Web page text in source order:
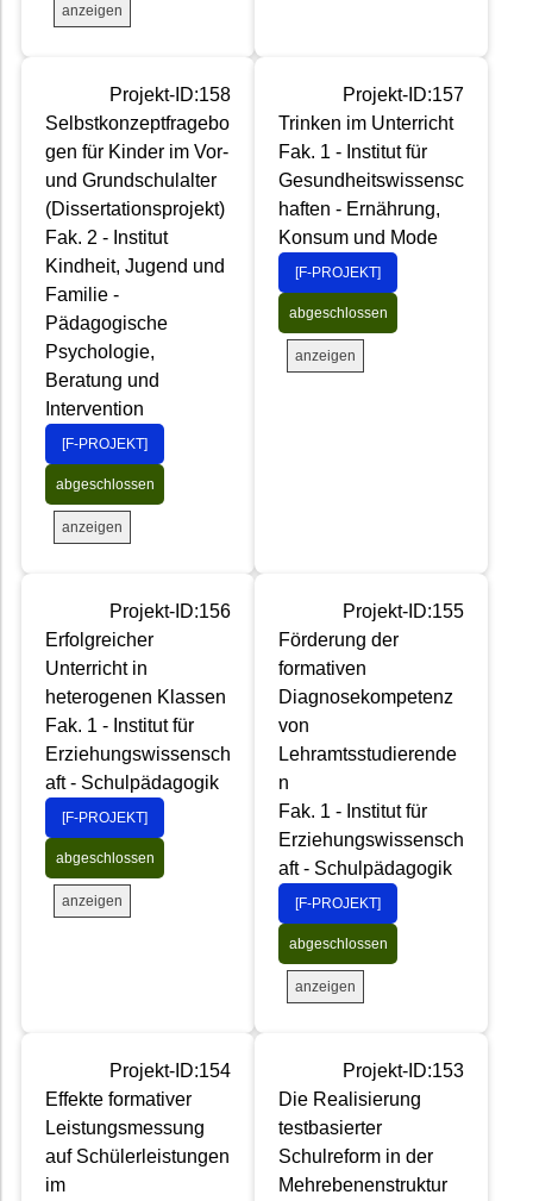
anzeigen
Projekt-ID:158
Selbstkonzeptfragebo
gen für Kinder im Vor-
und Grundschulalter
(Dissertationsprojekt)
Fak. 2 - Institut
Kindheit, Jugend und
Familie -
Pädagogische
Psychologie,
Beratung und
Intervention
[F-PROJEKT]
abgeschlossen
anzeigen
Projekt-ID:157
Trinken im Unterricht
Fak. 1 - Institut für
Gesundheitswissensc
haften - Ernährung,
Konsum und Mode
[F-PROJEKT]
abgeschlossen
anzeigen
Projekt-ID:156
Erfolgreicher
Unterricht in
heterogenen Klassen
Fak. 1 - Institut für
Erziehungswissensch
aft - Schulpädagogik
[F-PROJEKT]
abgeschlossen
anzeigen
Projekt-ID:155
Förderung der
formativen
Diagnosekompetenz
von
Lehramtsstudierende
n
Fak. 1 - Institut für
Erziehungswissensch
aft - Schulpädagogik
[F-PROJEKT]
abgeschlossen
anzeigen
Projekt-ID:154
Effekte formativer
Leistungsmessung
auf Schülerleistungen
im
Projekt-ID:153
Die Realisierung
testbasierter
Schulreform in der
Mehrebenenstruktur